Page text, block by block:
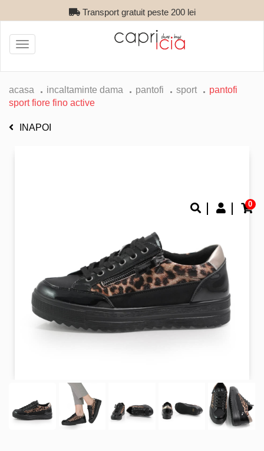
Transport gratuit peste 200 lei
0
Toggle
navigation
acasa incaltaminte dama pantofi sport
pantofi
sport fiore fino active
INAPOI